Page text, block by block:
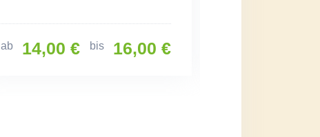
ab 14,00 € bis 16,00 €